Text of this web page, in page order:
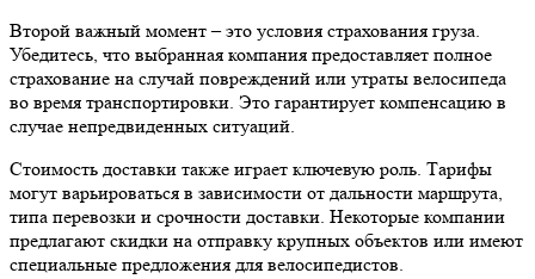
Второй важный момент – это условия страхования груза.
Убедитесь, что выбранная компания предоставляет полное
страхование на случай повреждений или утраты велосипеда
во время транспортировки. Это гарантирует компенсацию в
случае непредвиденных ситуаций.
Стоимость доставки также играет ключевую роль. Тарифы
могут варьироваться в зависимости от дальности маршрута,
типа перевозки и срочности доставки. Некоторые компании
предлагают скидки на отправку крупных объектов или имеют
специальные предложения для велосипедистов.